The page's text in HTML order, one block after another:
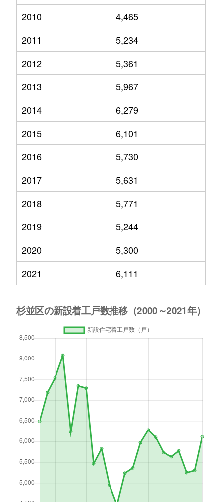
2010
4,465
2011
5,234
2012
5,361
2013
5,967
2014
6,279
2015
6,101
2016
5,730
2017
5,631
2018
5,771
2019
5,244
2020
5,300
2021
6,111